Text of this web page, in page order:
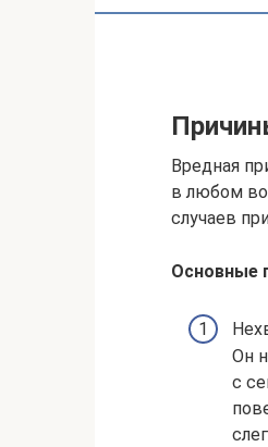
Вредная
в любом
случаев
Основные
Он
с